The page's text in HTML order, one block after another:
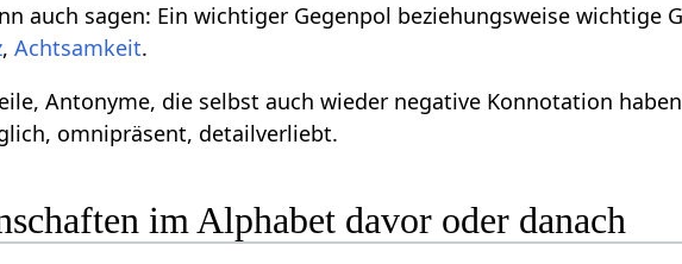
auch sagen: Ein wichtiger Gegenpol beziehungsweise wichtige
,Achtsamkeit.
Antonyme, die selbst auch wieder negative Konnotation
omnipräsent, detailverliebt.
im Alphabet davor oder danach